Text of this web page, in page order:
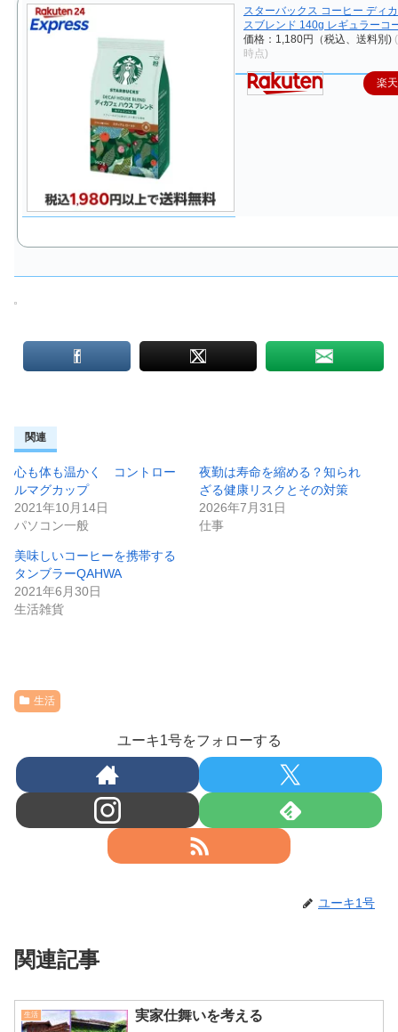
スターバックス コーヒー ディ
スブレンド 140g レギュラーコ
価格：1,180円（税込、送料別)
時点)
楽
関連
心も体も温かく コントロー
ルマグカップ
2021年10月14日
パソコン一般
夜勤は寿命を縮める？知られ
ざる健康リスクとその対策
2026年7月31日
仕事
美味しいコーヒーを携帯する
タンブラーQAHWA
2021年6月30日
生活雑貨
生活
ユーキ1号をフォローする
ユーキ1号
関連記事
生活 実家仕舞いを考える